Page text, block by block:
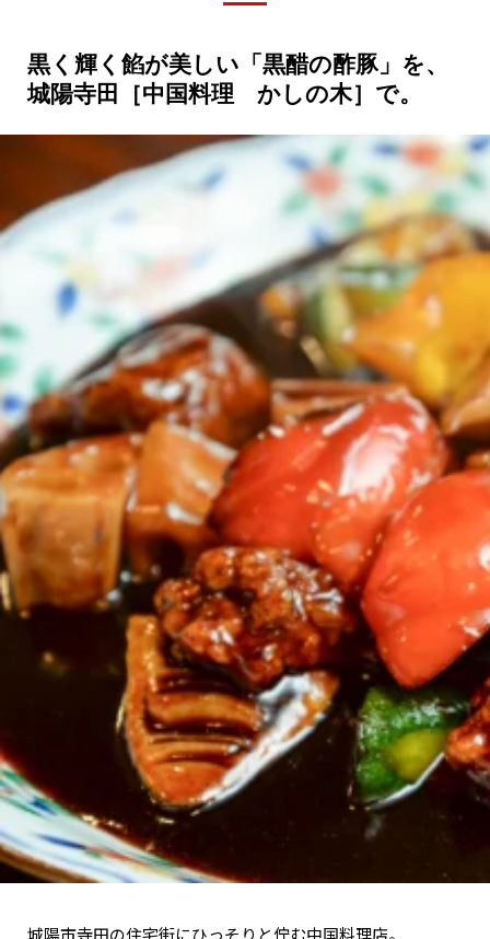
京都おやつクラブ
私と店のはなし
今月の京みやげ
京都の書店
CULTURE
すべて
関西で開催。
おすすめの展覧会
おすすめの映画
誠光社で選びました。
おすすめの本
紹介します。
おすすめのイベント
黒く輝く餡が美しい「黒醋の酢豚」を、
城陽寺田［中国料理 かしの木］で。